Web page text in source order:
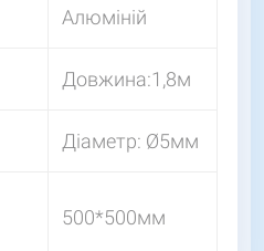
Алюміній
Довжина:1,8м
Діаметр: Ø5мм
500*500мм